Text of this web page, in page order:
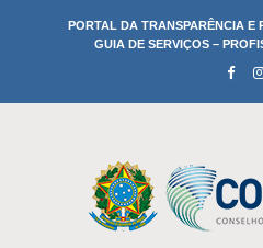
PORTAL DA TRANSPARÊNCIA E
GUIA DE SERVIÇOS –